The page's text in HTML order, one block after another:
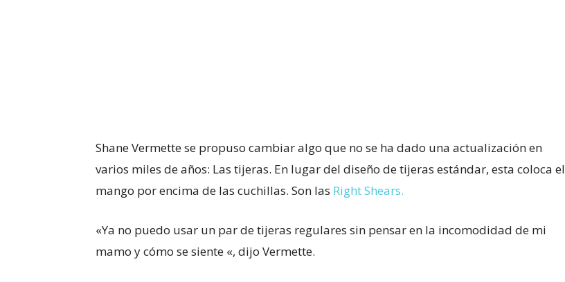
Shane Vermette se propuso cambiar algo que no se ha dado una actualización en
varios miles de años: Las tijeras. En lugar del diseño de tijeras estándar, esta coloca el
mango por encima de las cuchillas. Son las Right Shears.
«Ya no puedo usar un par de tijeras regulares sin pensar en la incomodidad de mi
mamo y cómo se siente «, dijo Vermette.